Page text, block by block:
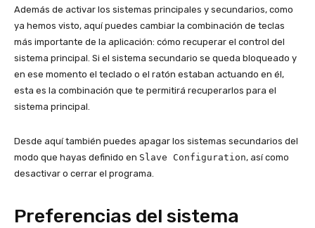
Además de activar los sistemas principales y secundarios, como
ya hemos visto, aquí puedes cambiar la combinación de teclas
más importante de la aplicación: cómo recuperar el control del
sistema principal. Si el sistema secundario se queda bloqueado y
en ese momento el teclado o el ratón estaban actuando en él,
esta es la combinación que te permitirá recuperarlos para el
sistema principal.
Desde aquí también puedes apagar los sistemas secundarios del
modo que hayas definido en Slave Configuration, así como
desactivar o cerrar el programa.
Preferencias del sistema